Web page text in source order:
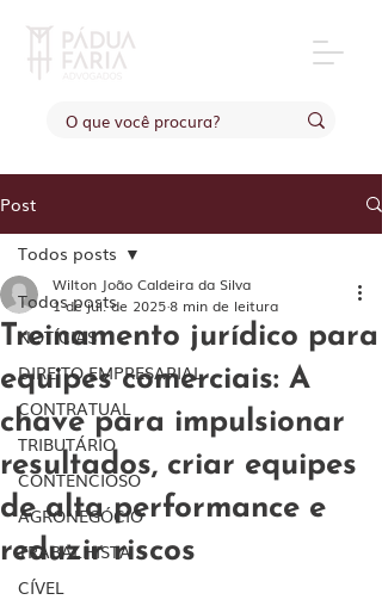
Post
Todos posts
NOTÍCIAS
DIREITO EMPRESARIAL
CONTRATUAL
TRIBUTÁRIO
CONTENCIOSO
AGRONEGÓCIO
TRABALHISTA
CÍVEL
Todos posts
Treinamento jurídico para
equipes comerciais: A
chave para impulsionar
resultados, criar equipes
de alta performance e
reduzir riscos
Wilton João Caldeira da Silva
1 de jul. de 2025 8 min de leitura